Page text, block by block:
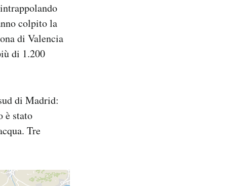
colpito la
di Valencia
di 1.200
di Madrid:
è stato
Tre